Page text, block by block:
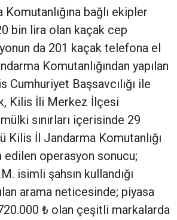
bağlı ekipler
bin lira olan kaçak cep
da 201 kaçak telefona el
Komutanlığından yapılan
Cumhuriyet Başsavcılığı ile
Kilis İli Merkez İlçesi
sınırları içerisinde 29
Kilis İl Jandarma Komutanlığı
edilen operasyon sonucu;
isimli şahsın kullandığı
arama neticesinde; piyasa
₺ olan çeşitli markalarda